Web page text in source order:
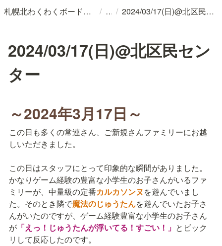
札幌北わくわくボードゲーム会 / / 2024/03/17(日)@北区民センター
2024/03/17(日)@北区民セン
ター
～2024年3月17日～
この日も多くの常連さん、ご新規さんファミリーにお越
しいただきました。
この日はスタッフにとって印象的な瞬間がありました。
かなりゲーム経験の豊富な小学生のお子さんがいるファ
ミリーが、中量級の定番カルカソンヌを遊んでいまし
た。そのとき隣で魔法のじゅうたんを遊んでいたお子さ
んがいたのですが、ゲーム経験豊富な小学生のお子さん
が 「えっ！じゅうたんが浮いてる！すごい！」 とビック
リして反応したのです。